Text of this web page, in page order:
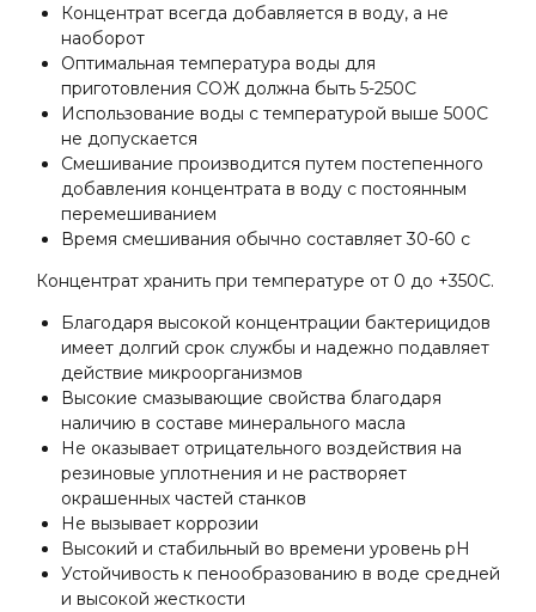
Концентрат всегда добавляется в воду, а не
наоборот
Оптимальная температура воды для
приготовления СОЖ должна быть 5-250С
Использование воды с температурой выше 500С
не допускается
Смешивание производится путем постепенного
добавления концентрата в воду с постоянным
перемешиванием
Время смешивания обычно составляет 30-60 с
Концентрат хранить при температуре от 0 до +350С.
Благодаря высокой концентрации бактерицидов
имеет долгий срок службы и надежно подавляет
действие микроорганизмов
Высокие смазывающие свойства благодаря
наличию в составе минерального масла
Не оказывает отрицательного воздействия на
резиновые уплотнения и не растворяет
окрашенных частей станков
Не вызывает коррозии
Высокий и стабильный во времени уровень рН
Устойчивость к пенообразованию в воде средней
и высокой жесткости